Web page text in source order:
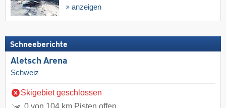
anzeigen
Schneeberichte
Aletsch Arena
Schweiz
Skigebiet geschlossen
0 von 104 km Pisten offen